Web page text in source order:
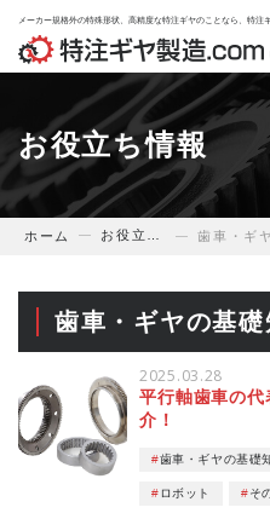
メーカー規格外の特殊形状、高精度な特注ギヤのことなら、特注
ホーム
当サイトについて
商品・サービス
特注ギヤ事例
技術提案事例
お役立ち情報
ホーム
歯車・ギヤの基礎
2025.03.28
平行軸歯車の
介！
歯車・ギヤの基礎
ロボット そ